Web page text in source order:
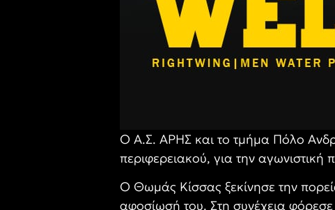
Ο Α.Σ. ΑΡΗΣ και το τμήμα Πόλο
περιφερειακού, για την αγωνιστική
Ο Θωμάς Κίσσας ξεκίνησε την
αφοσίωσή του. Στη συνέχεια